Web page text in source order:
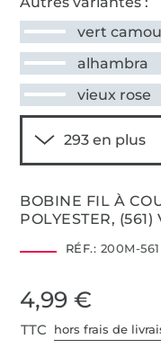
vert
alhambra
vieux rose
BOBINE FIL À
POLYESTER,
RÉF.: 200M-561
4,99 €
TTC hors frais de